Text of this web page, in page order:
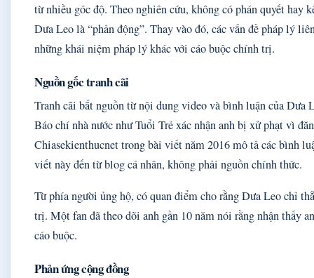
từ nhiều góc độ. Theo nghiên cứu, không có phán quyết hay
Dưa Leo là “phản động”. Thay vào đó, các vấn đề pháp lý
những khái niệm pháp lý khác với cáo buộc chính trị.
Nguồn gốc tranh cãi
Tranh cãi bắt nguồn từ nội dung video và bình luận của Dưa
Báo chí nhà nước như Tuổi Trẻ xác nhận anh bị xử phạt vì
Chiasekienthucnet trong bài viết năm 2016 mô tả các bình
viết này đến từ blog cá nhân, không phải nguồn chính thức.
Từ phía người ủng hộ, có quan điểm cho rằng Dưa Leo chỉ
trị. Một fan đã theo dõi anh gần 10 năm nói rằng nhận thấy
cáo buộc.
Phản ứng cộng đồng